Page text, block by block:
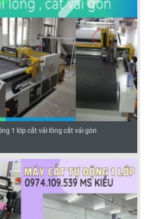
1 lớp cắt vải lông cắt vải gòn